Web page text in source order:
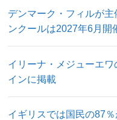
デンマーク・フィルが
ンクールは2027年6月開
イリーナ・メジューエ
インに掲載
イギリスでは国民の87